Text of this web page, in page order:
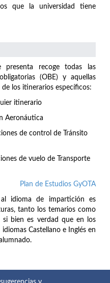
que la universidad tiene
recoge todas las
(OBE) y aquellas
los itinerarios específicos:
itinerario
Aeronáutica
de control de Tránsito
de vuelo de Transporte
Plan de Estudios GyOTA
idioma de impartición es
tanto los temarios como
si bien es verdad que en los
Castellano e Inglés en